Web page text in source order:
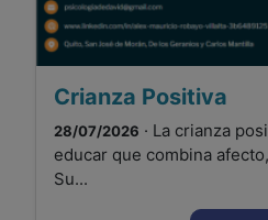
Crianza Positiva
28/07/2026 · La crianza
educar que combina
Su...